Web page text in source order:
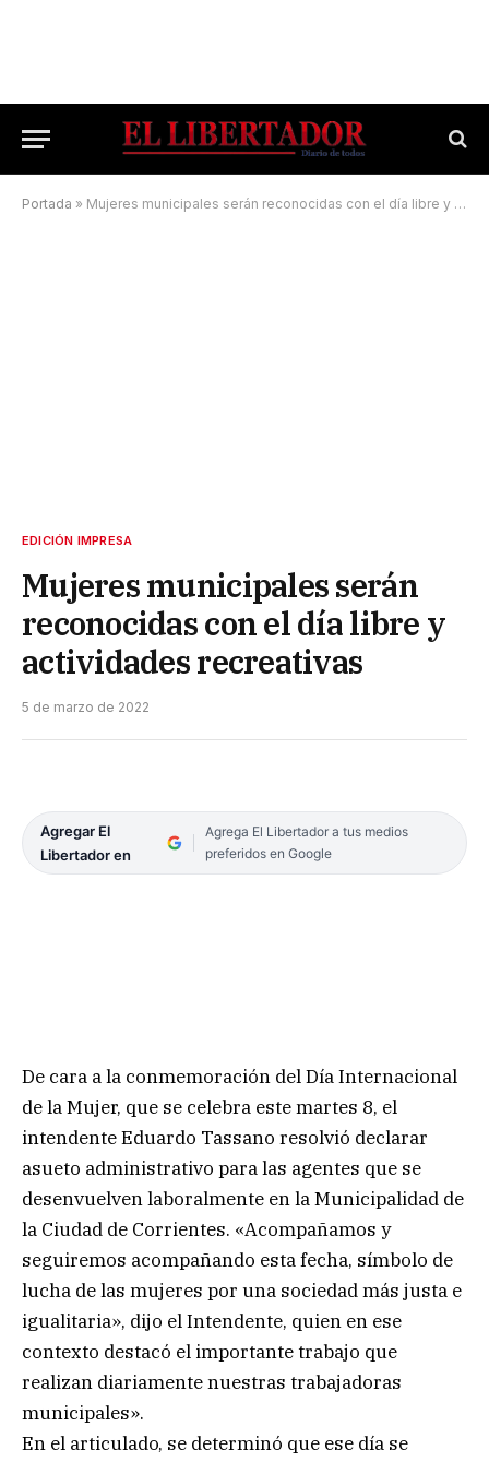
Portada » Mujeres municipales serán reconocidas con el día libre y actividades recreativas
EDICIÓN IMPRESA
Mujeres municipales serán
reconocidas con el día libre y
actividades recreativas
5 de marzo de 2022
Agregar El
Libertador en
Agrega El Libertador a tus medios
preferidos en Google
De cara a la conmemoración del Día Internacional
de la Mujer, que se celebra este martes 8, el
intendente Eduardo Tassano resolvió declarar
asueto administrativo para las agentes que se
desenvuelven laboralmente en la Municipalidad de
la Ciudad de Corrientes. «Acompañamos y
seguiremos acompañando esta fecha, símbolo de
lucha de las mujeres por una sociedad más justa e
igualitaria», dijo el Intendente, quien en ese
contexto destacó el importante trabajo que
realizan diariamente nuestras trabajadoras
municipales».
En el articulado, se determinó que ese día se